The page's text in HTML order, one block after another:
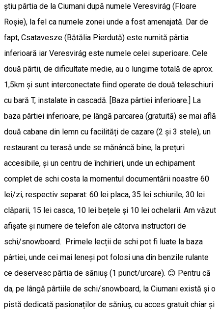
știu pârtia de la Ciumani după numele Veresvirág (Floare
Roșie), la fel ca numele zonei unde a fost amenajată. Dar de
fapt, Csatavesze (Bătălia Pierdută) este numită pârtia
inferioară iar Veresvirág este numele celei superioare. Cele
două pârtii, de dificultate medie, au o lungime totală de aprox.
1,5km și sunt interconectate fiind operate de două teleschiuri
cu bară T, instalate în cascadă. [Baza pârtiei inferioare.] La
baza pârtiei inferioare, pe lângă parcarea (gratuită) se mai află
două cabane din lemn cu facilități de cazare (2 și 3 stele), un
restaurant cu terasă unde se mănâncă bine, la prețuri
accesibile, și un centru de închirieri, unde un echipament
complet de schi costa la momentul documentării noastre 60
lei/zi, respectiv separat: 60 lei placa, 35 lei schiurile, 30 lei
clăparii, 15 lei casca, 10 lei bețele și 10 lei ochelarii. Am văzut
afișate și numere de telefon ale câtorva instructori de
schi/snowboard. Primele lecții de schi pot fi luate la baza
pârtiei, unde cei mai leneși pot folosi una din benzile rulante
ce deservesc pârtia de săniuș (1 punct/urcare). 😊 Pentru că
da, pe lângă pârtiile de schi/snowboard, la Ciumani există și o
pistă dedicată pasionaților de săniuș, cu acces gratuit chiar și